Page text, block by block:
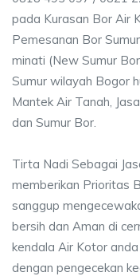
pada Kurasan Bor Air
Pemesanan Bor
minati (New Sumur
Sumur wilayah Bogor
Mantek Air Tanah,
dan Sumur Bor.
Tirta Nadi Sebagai
memberikan Prioritas
sanggup
bersih dan Aman di
kendala Air Kotor
dengan pengecekan